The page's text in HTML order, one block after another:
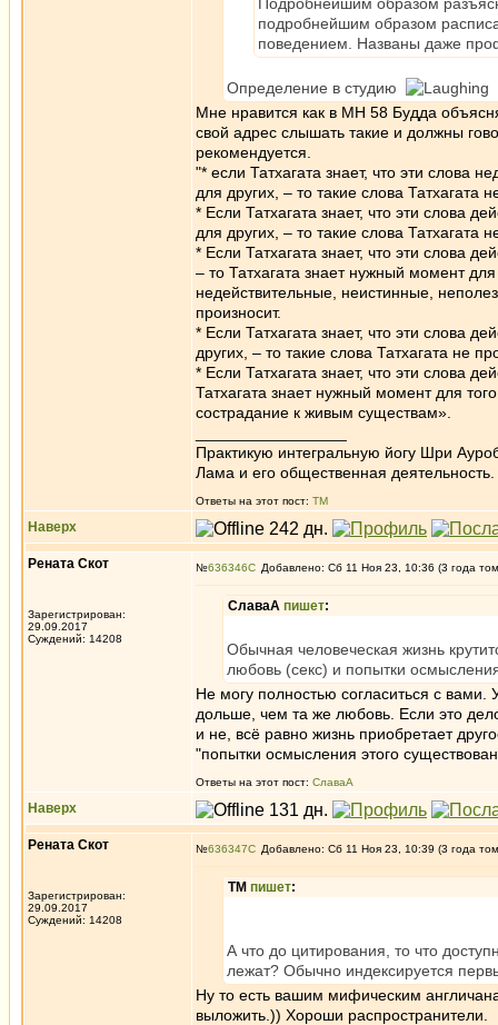
подробнейшим образом
поведением. Названы даже
Определение в студию
Мне нравится как в МН 58 Будда
свой адрес слышать такие и должны
рекомендуется.
"* если Татхагата знает, что эти слова
для других, – то такие слова Татхагата
* Если Татхагата знает, что эти слова
для других, – то такие слова Татхагата
* Если Татхагата знает, что эти слова
– то Татхагата знает нужный момент для
недействительные, неистинные,
произносит.
* Если Татхагата знает, что эти слова
других, – то такие слова Татхагата не
* Если Татхагата знает, что эти слова
Татхагата знает нужный момент для
сострадание к живым существам».
Практикую интегральную йогу Шри
Лама и его общественная деятельность.
Ответы на этот пост: ТМ
Наверх
Рената Скот
Зарегистрирован:
29.09.2017
Суждений: 14208
№636346 Добавлено: Сб 11 Ноя 23, 10:36 (3 года
СлаваА пишет:
Обычная человеческая жизнь
любовь (секс) и попытки
Не могу полностью согласиться с
дольше, чем та же любовь. Если это
и не, всё равно жизнь приобретает
"попытки осмысления этого
Ответы на этот пост: СлаваА
Наверх
Рената Скот
Зарегистрирован:
29.09.2017
Суждений: 14208
№636347 Добавлено: Сб 11 Ноя 23, 10:39 (3 года
ТМ пишет:
А что до цитирования, то что
лежат? Обычно индексируется
Ну то есть вашим мифическим
выложить.)) Хороши распространители.